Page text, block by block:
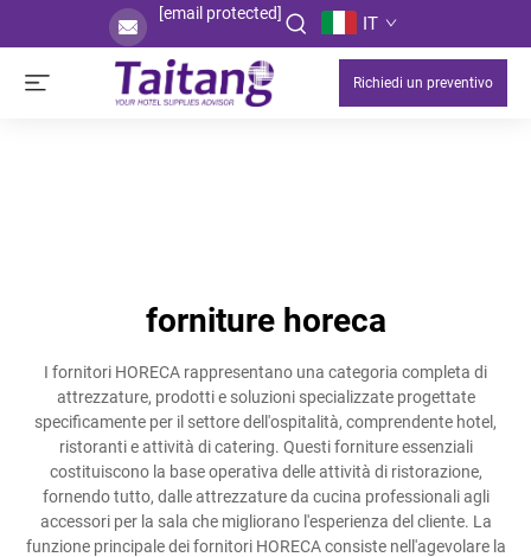
[email protected] IT
Richiedi un preventivo
forniture horeca
I fornitori HORECA rappresentano una categoria completa di
attrezzature, prodotti e soluzioni specializzate progettate
specificamente per il settore dell'ospitalità, comprendente hotel,
ristoranti e attività di catering. Questi forniture essenziali
costituiscono la base operativa delle attività di ristorazione,
fornendo tutto, dalle attrezzature da cucina professionali agli
accessori per la sala che migliorano l'esperienza del cliente. La
funzione principale dei fornitori HORECA consiste nell'agevolare la